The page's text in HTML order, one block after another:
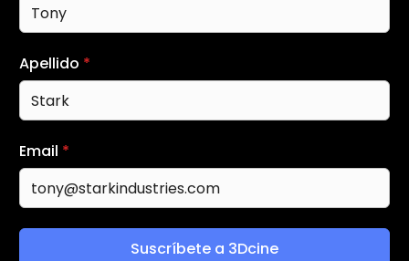
Apellido *
Email *
Suscríbete a 3Dcine